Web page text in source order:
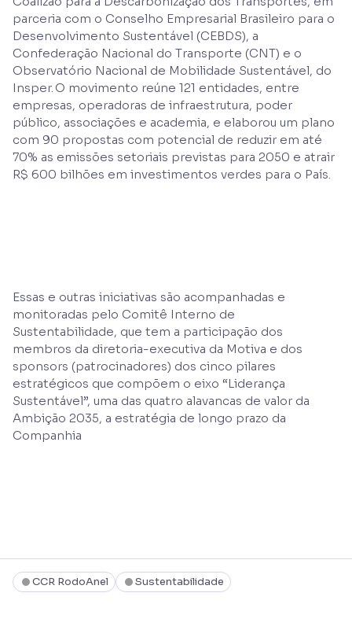
parceria com o Conselho Empresarial Brasileiro para o
Desenvolvimento Sustentável (CEBDS), a
Confederação Nacional do Transporte (CNT) e o
Observatório Nacional de Mobilidade Sustentável, do
Insper. O movimento reúne 121 entidades, entre
empresas, operadoras de infraestrutura, poder
público, associações e academia, e elaborou um plano
com 90 propostas com potencial de reduzir em até
70% as emissões setoriais previstas para 2050 e atrair
R$ 600 bilhões em investimentos verdes para o País.
Essas e outras iniciativas são acompanhadas e
monitoradas pelo Comitê Interno de
Sustentabilidade, que tem a participação dos
membros da diretoria-executiva da Motiva e dos
sponsors (patrocinadores) dos cinco pilares
estratégicos que compõem o eixo “Liderança
Sustentável”, uma das quatro alavancas de valor da
Ambição 2035, a estratégia de longo prazo da
Companhia
CCR RodoAnel Sustentabilidade